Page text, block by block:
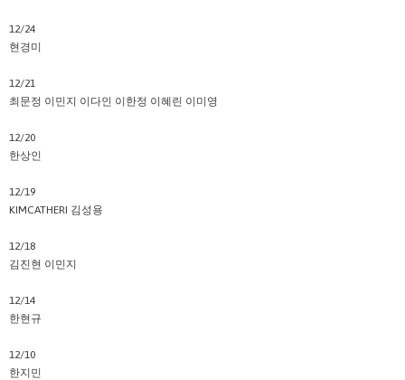
12/24
현경미
12/21
최문정 이민지 이다인 이한정 이혜린 이미영
12/20
한상인
12/19
KIMCATHERI 김성용
12/18
김진현 이민지
12/14
한현규
12/10
한지민